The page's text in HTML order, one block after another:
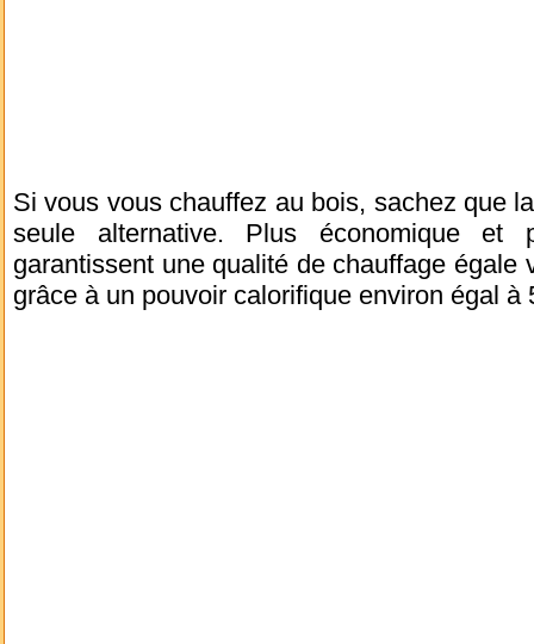
Si vous vous chauffez au bois, sachez que
seule alternative. Plus économique et
garantissent une qualité de chauffage égale
grâce à un pouvoir calorifique environ égal à